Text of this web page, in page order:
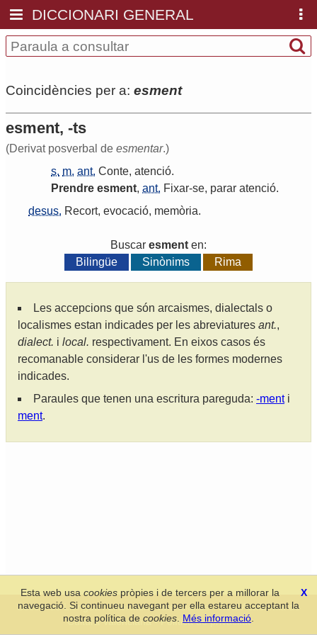
DICCIONARI GENERAL
Coincidències per a: esment
esment, -ts
(Derivat posverbal de esmentar.)
s. m. ant. Conte, atenció.
Prendre esment, ant. Fixar-se, parar atenció.
desus. Recort, evocació, memòria.
Buscar esment en:
Bilingüe
Sinònims Rima
Les accepcions que són arcaismes, dialectals o
localismes estan indicades per les abreviatures ant.,
dialect. i local. respectivament. En eixos casos és
recomanable considerar l'us de les formes modernes
indicades.
Paraules que tenen una escritura pareguda: -menti
ment.
Secció de Llengua i Lliteratura Valencianes-Real Acadèmia de
Cultura Valenciana-Política de privacitat
X
Esta web usacookies pròpies i de tercers per a millorar la
navegació. Si continueu navegant per ella estareu acceptant la
nostra política de cookies Més informació